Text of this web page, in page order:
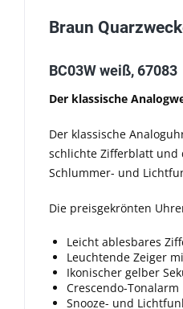
Braun
BC03W weiß, 67083
Der klassische
Der klassische
schlichte Zifferblatt und
Schlummer- und
Die preisgekrönten
Leicht ablesbares
Leuchtende Zeiger
Ikonischer gelber
Crescendo-Tonalarm
Snooze- und